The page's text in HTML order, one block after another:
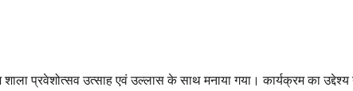
प्रवेशोत्सव उत्साह एवं उल्लास के साथ मनाया गया। कार्यक्रम का